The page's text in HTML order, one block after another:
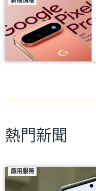
熱門新聞
應用服務